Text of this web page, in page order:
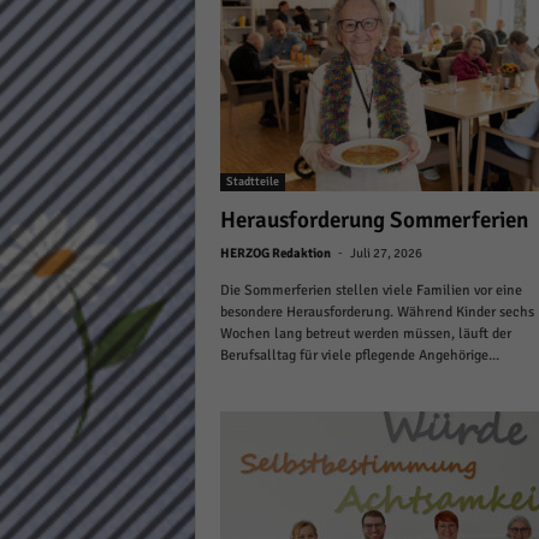
Stadtteile
Herausforderung Sommerferien
HERZOG Redaktion - Juli 27, 2026
Die Sommerferien stellen viele Familien vor eine
besondere Herausforderung. Während Kinder sechs
Wochen lang betreut werden müssen, läuft der
Berufsalltag für viele pflegende Angehörige...
wie